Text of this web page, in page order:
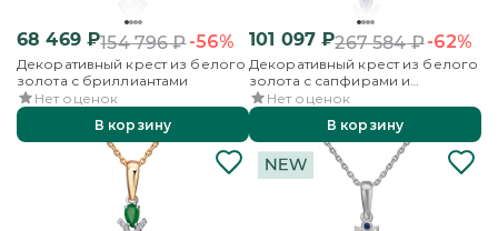
68 469₽154 796₽-56%
Декоративный крест из белого
золота с бриллиантами
Нет оценок
В корзину
101 097 ₽267 584₽-62%
Декоративный крест из белого
золота с сапфирами и
бриллиантами
Нет оценок
В корзину